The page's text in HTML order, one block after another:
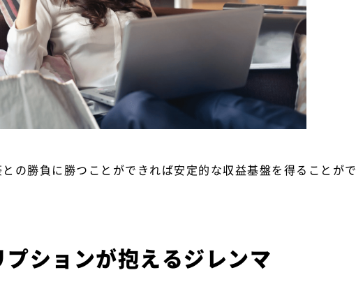
の勝負に勝つことができれば安定的な収益基盤を得ることがで
ションが抱えるジレンマ